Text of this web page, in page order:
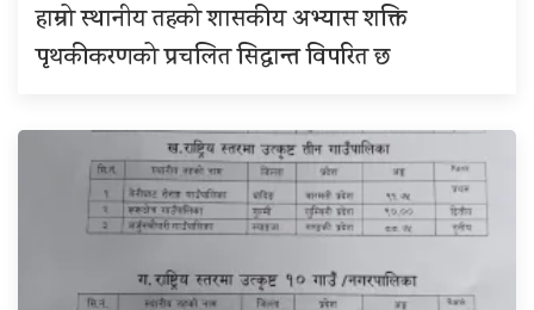
हाम्रो स्थानीय तहको शासकीय अभ्यास शक्ति
पृथकीकरणको प्रचलित सिद्धान्त विपरित छ